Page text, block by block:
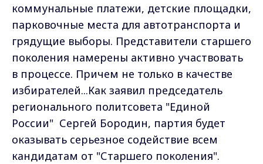
коммунальные платежи, детские площадки,
парковочные места для автотранспорта и
грядущие выборы. Представители старшего
поколения намерены активно участвовать
в процессе. Причем не только в качестве
избирателей...Как заявил председатель
регионального политсовета "Единой
России" Сергей Бородин, партия будет
оказывать серьезное содействие всем
кандидатам от "Старшего поколения".